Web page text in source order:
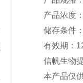
产品浓度
储存条件
有效期：
信帆生物
本产品仅